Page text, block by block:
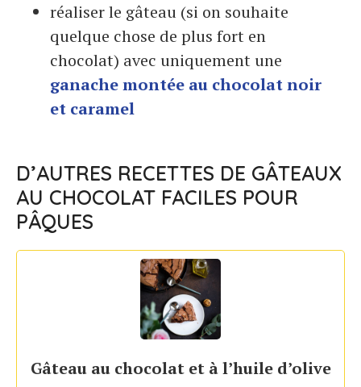
réaliser le gâteau (si on souhaite
quelque chose de plus fort en
chocolat) avec uniquement une
ganache montée au chocolat noir
et caramel
D’AUTRES RECETTES DE GÂTEAUX
AU CHOCOLAT FACILES POUR
PÂQUES
Gâteau au chocolat et à l’huile d’olive